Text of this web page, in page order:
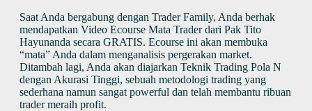
Saat Anda bergabung dengan Trader Family, Anda berhak
mendapatkan Video Ecourse Mata Trader dari Pak Tito
Hayunanda secara GRATIS. Ecourse ini akan membuka
“mata” Anda dalam menganalisis pergerakan market.
Ditambah lagi, Anda akan diajarkan Teknik Trading Pola N
dengan Akurasi Tinggi, sebuah metodologi trading yang
sederhana namun sangat powerful dan telah membantu ribuan
trader meraih profit.